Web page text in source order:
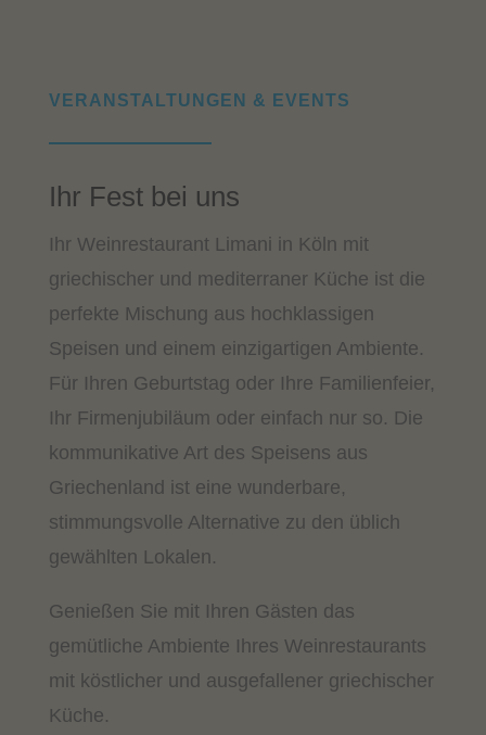
VERANSTALTUNGEN & EVENTS
Ihr Fest bei uns
Ihr Weinrestaurant Limani in Köln mit
griechischer und mediterraner Küche ist die
perfekte Mischung aus hochklassigen
Speisen und einem einzigartigen Ambiente.
Für Ihren Geburtstag oder Ihre Familienfeier,
Ihr Firmenjubiläum oder einfach nur so. Die
kommunikative Art des Speisens aus
Griechenland ist eine wunderbare,
stimmungsvolle Alternative zu den üblich
gewählten Lokalen.
Genießen Sie mit Ihren Gästen das
gemütliche Ambiente Ihres Weinrestaurants
mit köstlicher und ausgefallener griechischer
Küche.